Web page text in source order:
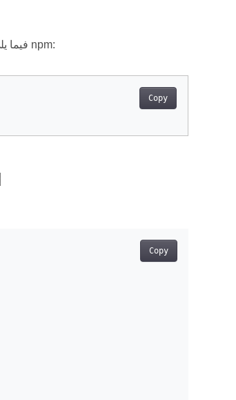
يمكنك تثبيت حزمة تطوير البرامج السحابية Aspose.Cells لـ Node باستخدام npm. فيما يلي خطوات استخدام npm:
Copy
Copy